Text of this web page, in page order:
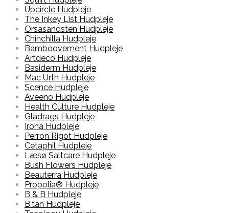
Upcircle Hudpleje
The Inkey List Hudpleje
Orsasandsten Hudpleje
Chinchilla Hudpleje
Bamboovement Hudpleje
Artdeco Hudpleje
Basiderm Hudpleje
Mac Urth Hudpleje
Scence Hudpleje
Aveeno Hudpleje
Health Culture Hudpleje
Gladrags Hudpleje
Iroha Hudpleje
Perron Rigot Hudpleje
Cetaphil Hudpleje
Læsø Saltcare Hudpleje
Bush Flowers Hudpleje
Beauterra Hudpleje
Propolia® Hudpleje
B & B Hudpleje
B.tan Hudpleje